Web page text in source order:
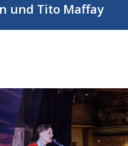
und Tito Maffay